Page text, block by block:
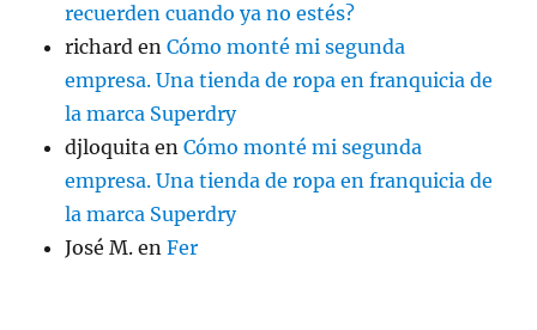
recuerden cuando ya no estés?
richard enCómo monté mi segunda
empresa. Una tienda de ropa en franquicia de
la marca Superdry
djloquita enCómo monté mi segunda
empresa. Una tienda de ropa en franquicia de
la marca Superdry
José M. enFer